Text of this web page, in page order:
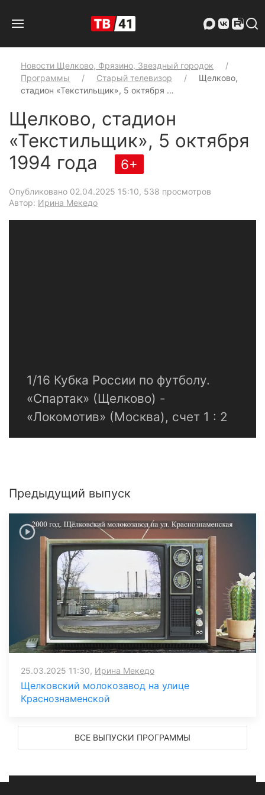
Новости Щелково, Фрязино, Звездный городок
Программы
Старый телевизор
Щелково,
стадион «Текстильщик», 5 октября …
Щелково, стадион
«Текстильщик», 5 октября
1994 года
6+
Опубликовано 02.04.2025 15:10, 538 просмотров
Автор: Ирина Мекедо
1/16 Кубка России по футболу.
«Спартак» (Щелково) -
«Локомотив» (Москва), счет 1 : 2
Предыдущий выпуск
25.03.2025 11:30, Ирина Мекедо
Щелковский молокозавод на улице
Краснознаменской
ВСЕ ВЫПУСКИ ПРОГРАММЫ